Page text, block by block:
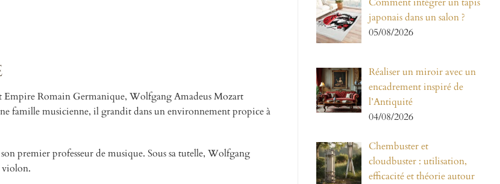
Empire Romain Germanique, Wolfgang Amadeus Mozart
famille musicienne, il grandit dans un environnement propice à
premier professeur de musique. Sous sa tutelle, Wolfgang
violon.
Comment intégrer un tapis
japonais dans un salon ?
05/08/2026
Réaliser un miroir avec un
encadrement inspiré de
l’Antiquité
04/08/2026
Chembuster et
cloudbuster : utilisation,
efficacité et théorie autour